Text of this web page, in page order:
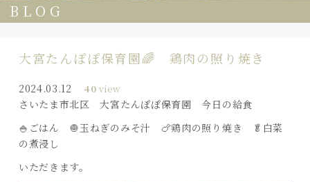
BLOG
大宮たんぽぽ保育園🌈 鶏肉の照り焼き
2024.03.12 40 view
さいたま市北区 大宮たんぽぽ保育園 今日の給食
🍚ごはん 🧅玉ねぎのみそ汁 🍗鶏肉の照り焼き 🥬白菜
の煮浸し
いただきます。